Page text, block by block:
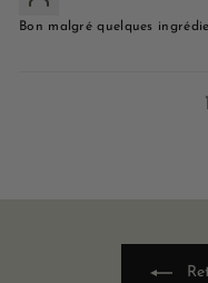
Bon malgré quelques
1